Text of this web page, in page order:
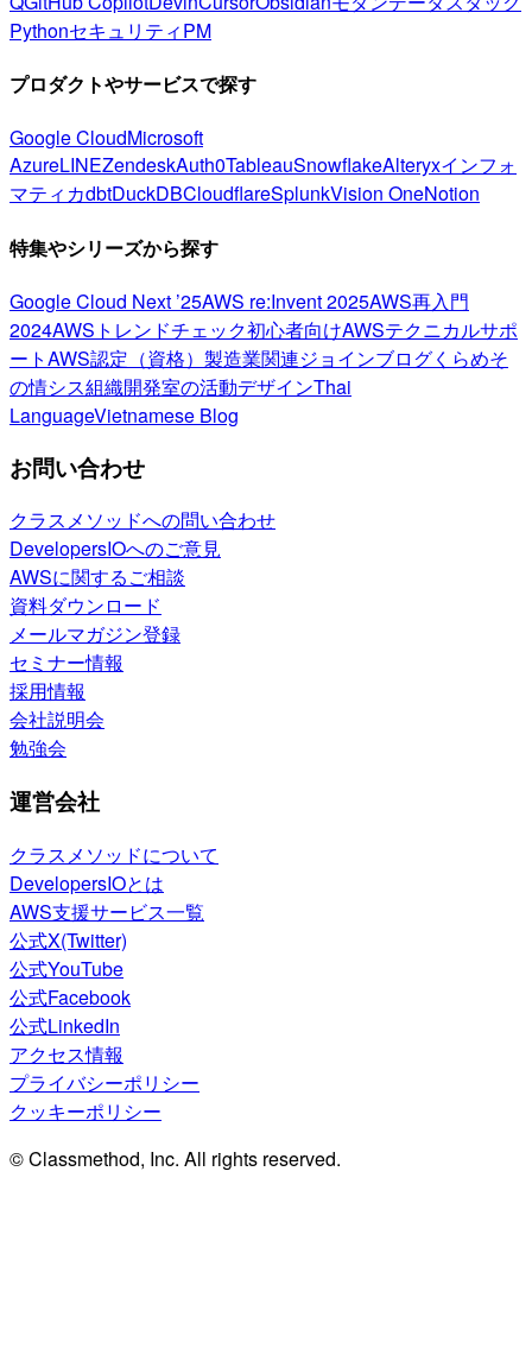
PythonセキュリティPM
プロダクトやサービスで探す
Google CloudMicrosoft
AzureLINEZendeskAuth0TableauSnowflakeAlteryxインフォ
マティカdbtDuckDBCloudflareSplunkVision OneNotion
特集やシリーズから探す
Google Cloud Next ’25AWS re:Invent 2025AWS再入門
2024AWSトレンドチェック初心者向けAWSテクニカルサポ
ートAWS認定（資格） 製造業関連ジョインブログくらめそ
の情シス組織開発室の活動デザインThai
LanguageVietnamese Blog
お問い合わせ
クラスメソッドへの問い合わせ
DevelopersIOへのご意見
AWSに関するご相談
資料ダウンロード
メールマガジン登録
セミナー情報
採用情報
会社説明会
勉強会
運営会社
クラスメソッドについて
DevelopersIOとは
AWS支援サービス一覧
公式X(Twitter)
公式YouTube
公式Facebook
公式LinkedIn
アクセス情報
プライバシーポリシー
クッキーポリシー
© Classmethod, Inc. All rights reserved.